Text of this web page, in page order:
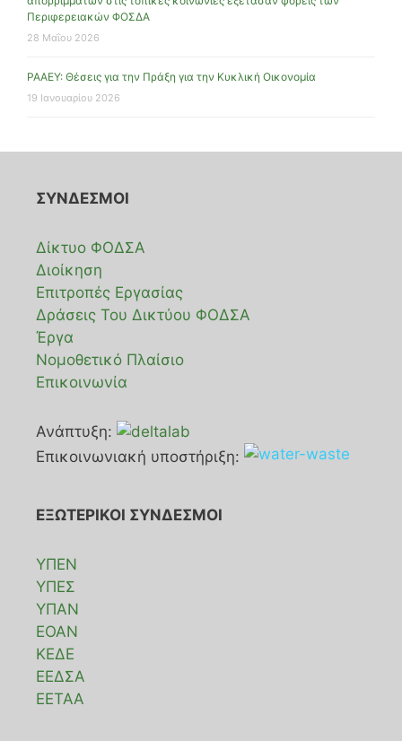
Περιφερειακών ΦΟΣΔΑ
28 Μαΐου 2026
ΡΑΑΕΥ: Θέσεις για την Πράξη για την Κυκλική Οικονομία
19 Ιανουαρίου 2026
ΣΥΝΔΕΣΜΟΙ
Δίκτυο ΦΟΔΣΑ
Διοίκηση
Επιτροπές Εργασίας
Δράσεις Του Δικτύου ΦΟΔΣΑ
Έργα
Νομοθετικό Πλαίσιο
Επικοινωνία
Ανάπτυξη:
Επικοινωνιακή υποστήριξη:
ΕΞΩΤΕΡΙΚΟΙ ΣΥΝΔΕΣΜΟΙ
ΥΠΕΝ
ΥΠΕΣ
ΥΠΑΝ
ΕΟΑΝ
ΚΕΔΕ
ΕΕΔΣΑ
ΕΕΤΑΑ